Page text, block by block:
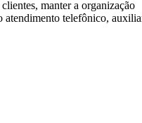
manter a organização
atendimento telefônico,